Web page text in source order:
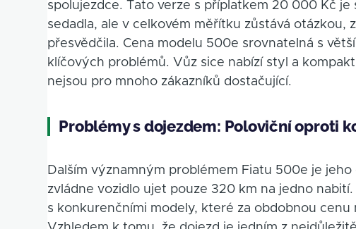
spolujezdce. Tato verze s příplatkem 20 000 Kč
sedadla, ale v celkovém měřítku zůstává otázkou,
přesvědčila. Cena modelu 500e srovnatelná s
klíčových problémů. Vůz sice nabízí styl a
nejsou pro mnoho zákazníků dostačující.
Problémy s dojezdem: Poloviční oproti
Dalším významným problémem Fiatu 500e je
zvládne vozidlo ujet pouze 320 km na jedno
s konkurenčními modely, které za obdobnou cenu